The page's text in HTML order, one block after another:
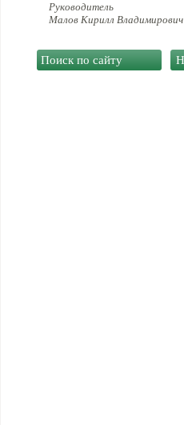
Руководитель
Малов Кирилл Владимирович